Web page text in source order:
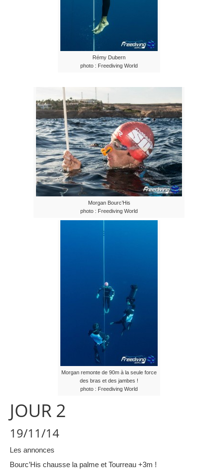
Rémy Dubern
photo : Freediving World
Morgan Bourc’His
photo : Freediving World
Morgan remonte de 90m à la seule force
des bras et des jambes !
photo : Freediving World
JOUR 2
19/11/14
Les annonces
Bourc’His chausse la palme et Tourreau +3m !